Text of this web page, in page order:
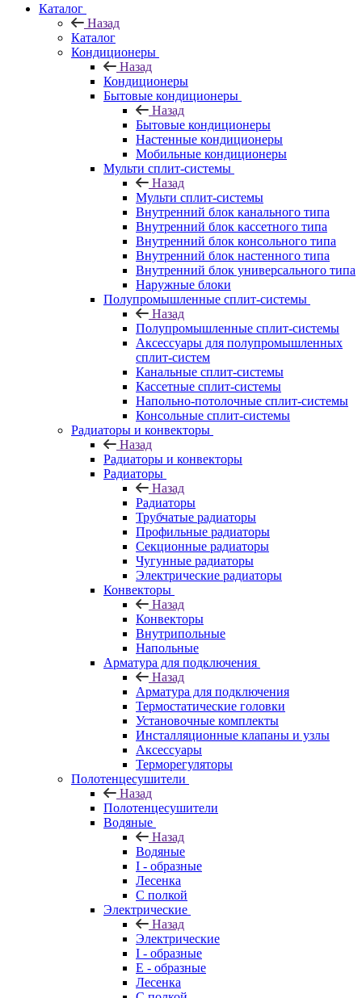
Каталог
Назад
Каталог
Кондиционеры
Назад
Кондиционеры
Бытовые кондиционеры
Назад
Бытовые кондиционеры
Настенные кондиционеры
Мобильные кондиционеры
Мульти сплит-системы
Назад
Мульти сплит-системы
Внутренний блок канального типа
Внутренний блок кассетного типа
Внутренний блок консольного типа
Внутренний блок настенного типа
Внутренний блок универсального типа
Наружные блоки
Полупромышленные сплит-системы
Назад
Полупромышленные сплит-системы
Аксессуары для полупромышленных
сплит-систем
Канальные сплит-системы
Кассетные сплит-системы
Напольно-потолочные сплит-системы
Консольные сплит-системы
Радиаторы и конвекторы
Назад
Радиаторы и конвекторы
Радиаторы
Назад
Радиаторы
Трубчатые радиаторы
Профильные радиаторы
Секционные радиаторы
Чугунные радиаторы
Электрические радиаторы
Конвекторы
Назад
Конвекторы
Внутрипольные
Напольные
Арматура для подключения
Назад
Арматура для подключения
Термостатические головки
Установочные комплекты
Инсталляционные клапаны и узлы
Аксессуары
Терморегуляторы
Полотенцесушители
Назад
Полотенцесушители
Водяные
Назад
Водяные
I - образные
Лесенка
С полкой
Электрические
Назад
Электрические
I - образные
E - образные
Лесенка